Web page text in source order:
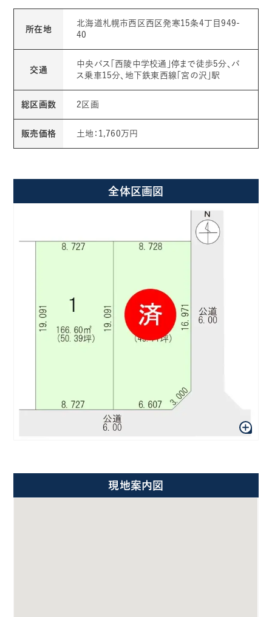
所在地
北海道札幌市西区西区発寒15条4丁目949-
40
交通
中央バス「西陵中学校通」停まで徒歩5分、バ
ス乗車15分、地下鉄東西線「宮の沢」駅
総区画数 2区画
販売価格 土地：1,760万円
全体区画図
現地案内図